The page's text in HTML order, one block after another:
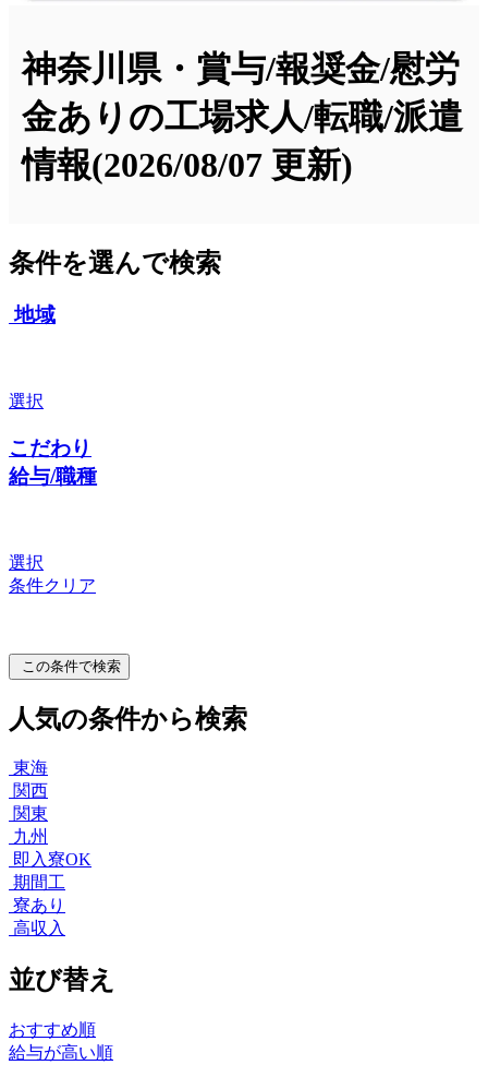
神奈川県・賞与/報奨金/慰労
金ありの工場求人/転職/派遣
情報(2026/08/07 更新)
条件を選んで検索
地域
選択
こだわり
給与/職種
選択
条件クリア
この条件で検索
人気の条件から検索
東海
関西
関東
九州
即入寮OK
期間工
寮あり
高収入
並び替え
おすすめ順
給与が高い順